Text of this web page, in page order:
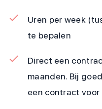
Uren per week
te bepalen
Direct een
maanden. Bij
een contract